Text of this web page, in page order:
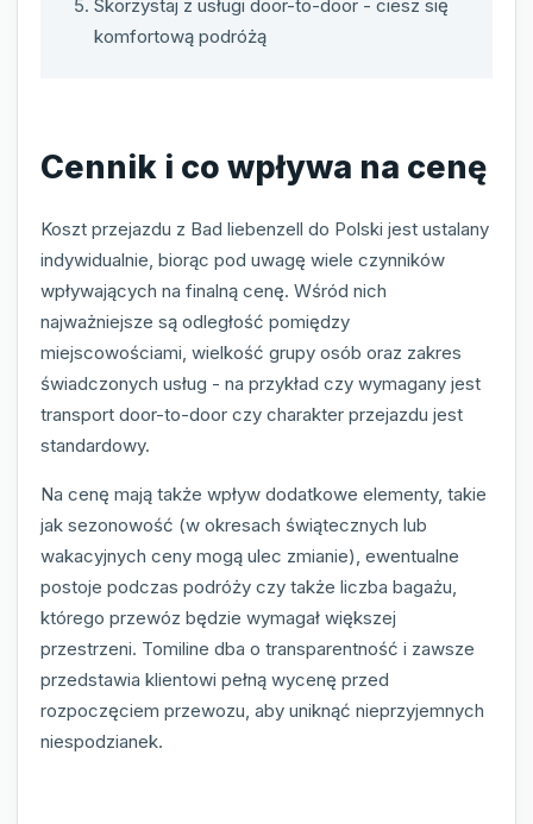
Skorzystaj z usługi door-to-door - ciesz się
komfortową podróżą
Cennik i co wpływa na cenę
Koszt przejazdu z Bad liebenzell do Polski jest ustalany
indywidualnie, biorąc pod uwagę wiele czynników
wpływających na finalną cenę. Wśród nich
najważniejsze są odległość pomiędzy
miejscowościami, wielkość grupy osób oraz zakres
świadczonych usług - na przykład czy wymagany jest
transport door-to-door czy charakter przejazdu jest
standardowy.
Na cenę mają także wpływ dodatkowe elementy, takie
jak sezonowość (w okresach świątecznych lub
wakacyjnych ceny mogą ulec zmianie), ewentualne
postoje podczas podróży czy także liczba bagażu,
którego przewóz będzie wymagał większej
przestrzeni. Tomiline dba o transparentność i zawsze
przedstawia klientowi pełną wycenę przed
rozpoczęciem przewozu, aby uniknąć nieprzyjemnych
niespodzianek.